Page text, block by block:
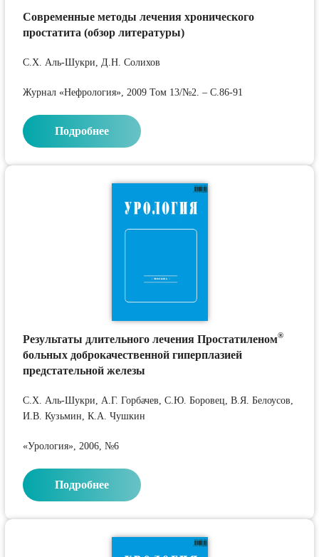
Современные методы лечения хронического
простатита (обзор литературы)
С.Х. Аль-Шукри, Д.Н. Солихов
Журнал «Нефрология», 2009 Том 13/№2. – С.86-91
Подробнее
Результаты длительного лечения Простатиленом®
больных доброкачественной гиперплазией
предстательной железы
С.Х. Аль-Шукри, А.Г. Горбачев, С.Ю. Боровец, В.Я. Белоусов,
И.В. Кузьмин, К.А. Чушкин
«Урология», 2006, №6
Подробнее